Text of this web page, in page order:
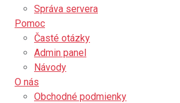
Správa servera
Pomoc
Časté otázky
Admin panel
Návody
O nás
Obchodné podmienky